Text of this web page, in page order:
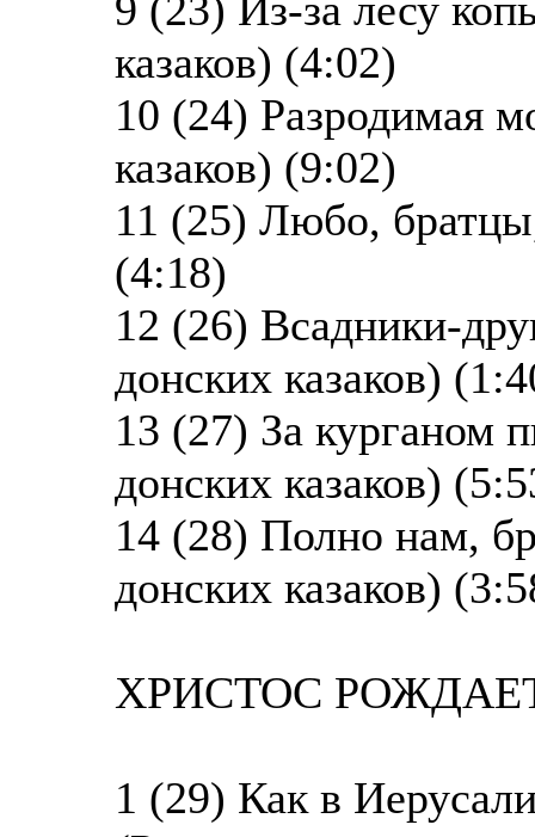
казаков) (4:02)
10 (24) Разродимая
казаков) (9:02)
11 (25) Любо,
(4:18)
12 (26) Всадники-
донских казаков)
13 (27) За курганом
донских казаков)
14 (28) Полно нам,
донских казаков)
ХРИСТОС
1 (29) Как в